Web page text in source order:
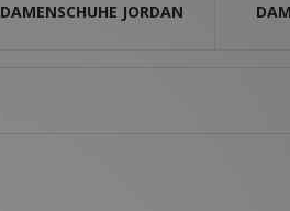
DAMENSCHUHE JORDAN